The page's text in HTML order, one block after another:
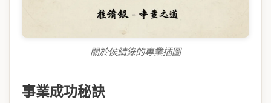
關於侯鯖錄的專業插圖
事業成功秘訣